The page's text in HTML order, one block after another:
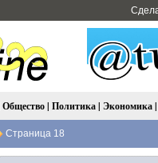
Общество| Политика| Экономика|
Страница 18